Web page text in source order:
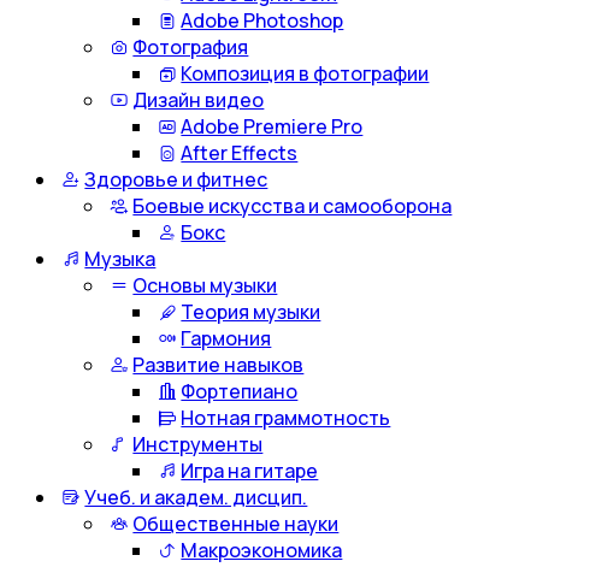
Adobe Photoshop
Фотография
Композиция в фотографии
Дизайн видео
Adobe Premiere Pro
After Effects
Здоровье и фитнес
Боевые искусства и самооборона
Бокс
Музыка
Основы музыки
Теория музыки
Гармония
Развитие навыков
Фортепиано
Нотная граммотность
Инструменты
Игра на гитаре
Учеб. и академ. дисцип.
Общественные науки
Макроэкономика